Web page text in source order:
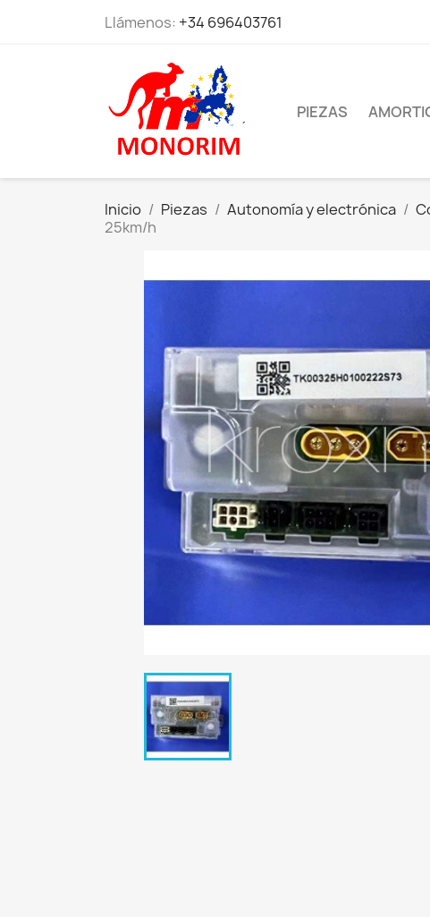
Llámenos: +34 696403761
PIEZAS
Inicio Piezas Autonomía y electrónica
25km/h